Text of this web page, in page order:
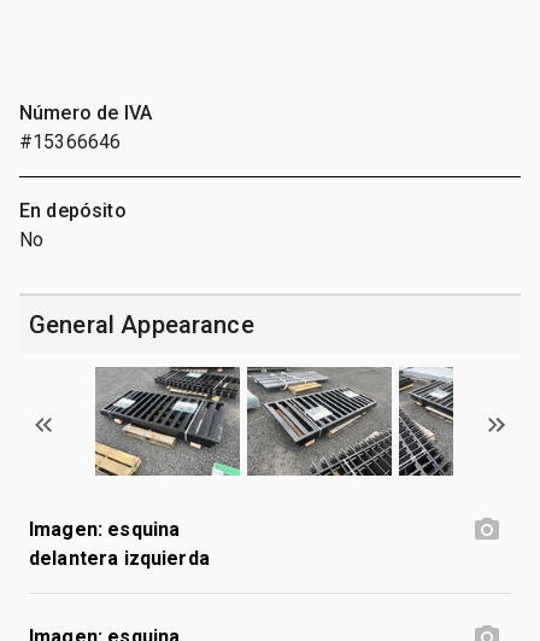
Número de IVA
#15366646
En depósito
No
General Appearance
Imagen: esquina
delantera izquierda